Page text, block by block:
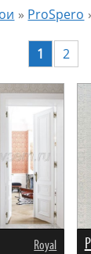
» ProSpero
1 2
Royal